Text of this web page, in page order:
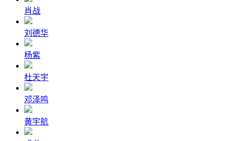
肖战
刘德华
杨紫
杜天宇
邓泽鸣
黄宇航